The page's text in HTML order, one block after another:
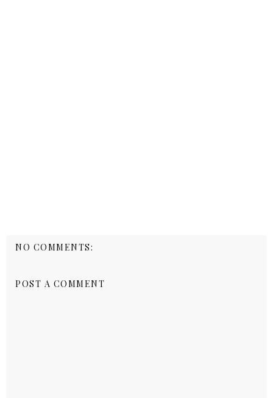
NO COMMENTS:
POST A COMMENT